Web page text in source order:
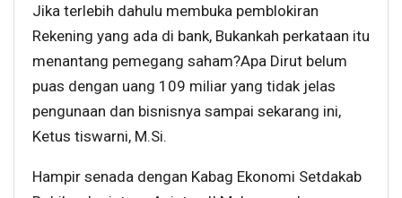
Jika terlebih dahulu membuka pemblokiran
Rekening yang ada di bank, Bukankah perkataan itu
menantang pemegang saham?Apa Dirut belum
puas dengan uang 109 miliar yang tidak jelas
pengunaan dan bisnisnya sampai sekarang ini,
Ketus tiswarni, M.Si.
Hampir senada dengan Kabag Ekonomi Setdakab